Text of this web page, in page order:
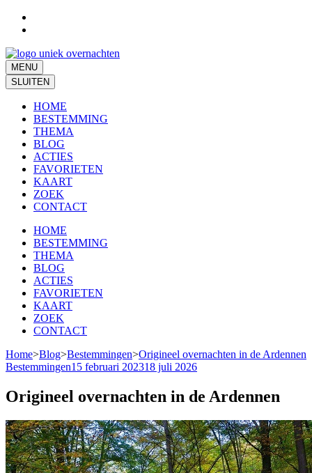
naar
(Druk
enter)
MENU
SLUITEN
HOME
BESTEMMING
THEMA
BLOG
ACTIES
FAVORIETEN
KAART
ZOEK
CONTACT
HOME
BESTEMMING
THEMA
BLOG
ACTIES
FAVORIETEN
KAART
ZOEK
CONTACT
Home>Blog>Bestemmingen>Origineel overnachten in de Ardennen
Bestemmingen15 februari 202318 juli 2026
Origineel overnachten in de Ardennen